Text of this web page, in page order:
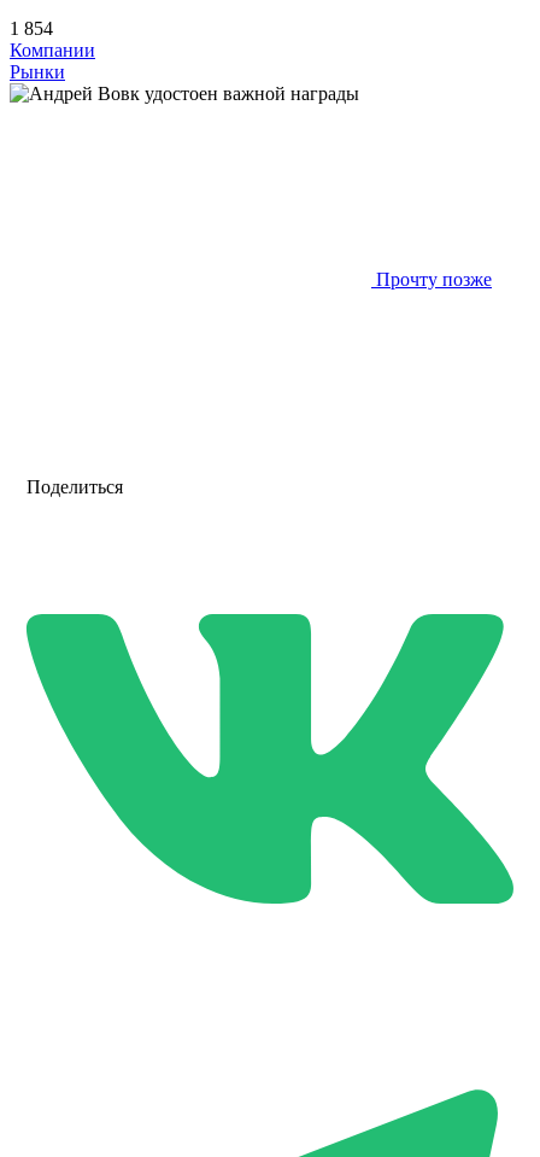
1 854
Компании
Рынки
Прочту позже
Поделиться